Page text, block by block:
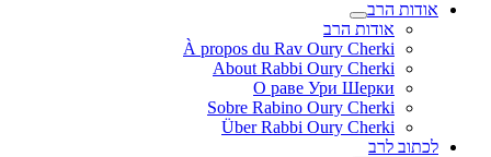
אודות הרב
אודות הרב
À propos du Rav Oury Cherki
About Rabbi Oury Cherki
О раве Ури Шерки
Sobre Rabino Oury Cherki
Über Rabbi Oury Cherki
לכתוב לרב